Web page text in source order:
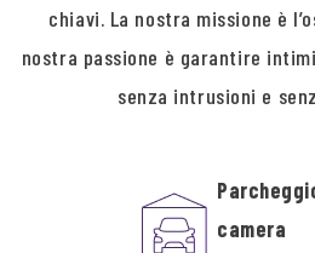
chiavi. La nostra missione è
nostra passione è garantire
senza intrusioni e
camera